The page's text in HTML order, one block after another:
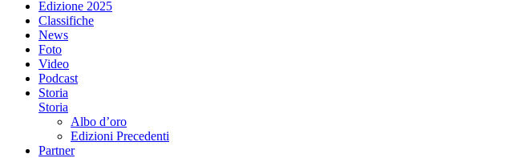
Edizione 2025
Classifiche
News
Foto
Video
Podcast
Storia
Storia
Albo d’oro
Edizioni Precedenti
Partner